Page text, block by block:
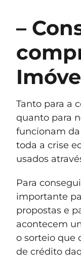
–
Tanto para a
quanto para
funcionam
toda a crise
usados
Para
importante
propostas e
acontecem
o sorteio que
de crédito